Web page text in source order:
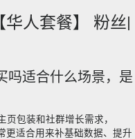
华人套餐】 粉丝|
吗适合什么场景，是
包装和社群增长需求，
更适合用来补基础数据、提升